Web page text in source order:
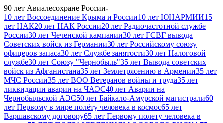
90 лет Авиалесохране России
10 лет Воссоединение Крыма и России10 лет ЮНАРМИИ15
лет НАК20 лет НАК России20 лет Радиочастотной службе
России30 лет Чеченской кампании30 лет ГСВГ вывода
Советских войск из Германии30 лет Российскому союзу
офицеров запаса30 лет Службе занятости30 лет Налоговой
службе30 лет Союзу "Чернобыль"35 лет Вывода советских
войск из Афганистана35 лет Землетрясению в Армении35 лет
МЧС России35 лет ВОО Ветеранов войны и труда35 лет
ликвидации аварии на ЧАЭС40 лет Аварии на
Чернобыльской АЭС50 лет Байкало-Амурской магистрали60
лет Первому в мире полёту человека в космос65 лет
Варшавскому договору65 лет Первому полету человека в